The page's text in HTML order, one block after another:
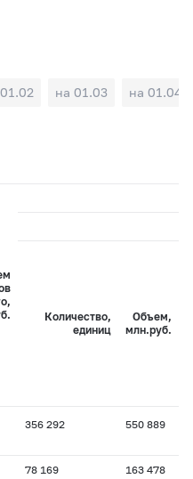
на 01.03 на 01.04
Количество,
единиц
Объем,
млн.руб.
356 292 550 889
78 169 163 478